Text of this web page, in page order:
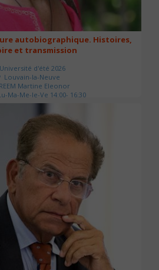
autobiographique. Histoires,
et transmission
Université d'été 2026
Louvain-la-Neuve
Martine Eleonor
Ma-Me-Je-Ve 14:00- 16:30
de séances : 3